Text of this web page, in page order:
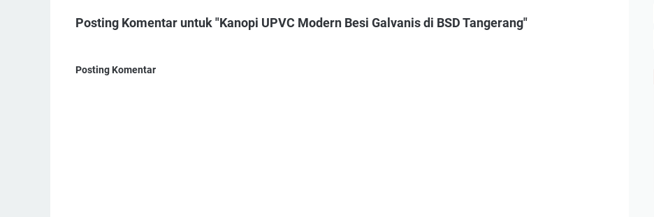
Posting Komentar untuk "Kanopi UPVC Modern Besi Galvanis di BSD Tangerang"
Posting Komentar